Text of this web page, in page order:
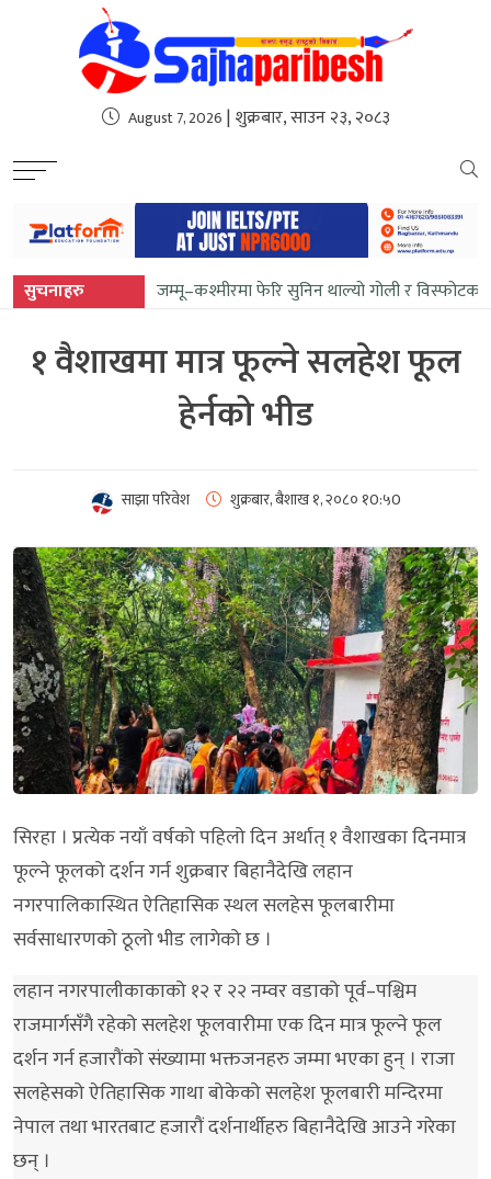
sweet bonanza
August 7, 2026 | शुक्रबार, साउन २३, २०८३
सुचनाहरु जम्मू–कश्मीरमा फेरि सुनिन थाल्यो गोली र विस्फोटका
१ वैशाखमा मात्र फूल्ने सलहेश फूल
हेर्नको भीड
साझा परिवेश शुक्रबार, बैशाख १, २०८० १0:५0
सिरहा । प्रत्येक नयाँ वर्षको पहिलो दिन अर्थात् १ वैशाखका दिनमात्र
फूल्ने फूलको दर्शन गर्न शुक्रबार बिहानैदेखि लहान
नगरपालिकास्थित ऐतिहासिक स्थल सलहेस फूलबारीमा
सर्वसाधारणको ठूलो भीड लागेको छ ।
लहान नगरपालीकाकाको १२ र २२ नम्वर वडाको पूर्व–पश्चिम
राजमार्गसँगै रहेको सलहेश फूलवारीमा एक दिन मात्र फूल्ने फूल
दर्शन गर्न हजारौंको संख्यामा भक्तजनहरु जम्मा भएका हुन् । राजा
सलहेसको ऐतिहासिक गाथा बोकेको सलहेश फूलबारी मन्दिरमा
नेपाल तथा भारतबाट हजारौं दर्शनार्थीहरु बिहानैदेखि आउने गरेका
छन् ।